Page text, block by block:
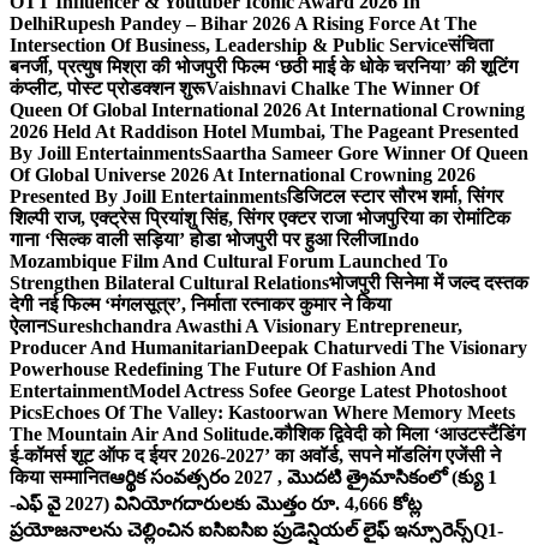
DelhiRupesh Pandey – Bihar 2026 A Rising Force At The
Intersection Of Business, Leadership & Public Serviceसंचिता
बनर्जी, प्रत्युष मिश्रा की भोजपुरी फिल्म ‘छठी माई के धोके चरनिया’ की शूटिंग
कंप्लीट, पोस्ट प्रोडक्शन शुरूVaishnavi Chalke The Winner Of
Queen Of Global International 2026 At International Crowning
2026 Held At Raddison Hotel Mumbai, The Pageant Presented
By Joill EntertainmentsSaartha Sameer Gore Winner Of Queen
Of Global Universe 2026 At International Crowning 2026
Presented By Joill Entertainmentsडिजिटल स्टार सौरभ शर्मा, सिंगर
शिल्पी राज, एक्ट्रेस प्रियांशु सिंह, सिंगर एक्टर राजा भोजपुरिया का रोमांटिक
गाना ‘सिल्क वाली सड़िया’ होडा भोजपुरी पर हुआ रिलीजIndo
Mozambique Film And Cultural Forum Launched To
Strengthen Bilateral Cultural Relationsभोजपुरी सिनेमा में जल्द दस्तक
देगी नई फिल्म ‘मंगलसूत्र’, निर्माता रत्नाकर कुमार ने किया
ऐलानSureshchandra Awasthi A Visionary Entrepreneur,
Producer And HumanitarianDeepak Chaturvedi The Visionary
Powerhouse Redefining The Future Of Fashion And
EntertainmentModel Actress Sofee George Latest Photoshoot
PicsEchoes Of The Valley: Kastoorwan Where Memory Meets
The Mountain Air And Solitude.कौशिक द्विवेदी को मिला ‘आउटस्टैंडिंग
ई-कॉमर्स शूट ऑफ द ईयर 2026-2027’ का अवॉर्ड, सपने मॉडलिंग एजेंसी ने
किया सम्मानितఆర్థిక సంవత్సరం 2027 , మొదటి త్రైమాసికంలో (క్యు 1
-ఎఫ్ వై 2027) వినియోగదారులకు మొత్తం రూ. 4,666 కోట్ల
ప్రయోజనాలను చెల్లించిన ఐసిఐసిఐ ప్రుడెన్షియల్ లైఫ్ ఇన్సూరెన్స్Q1-